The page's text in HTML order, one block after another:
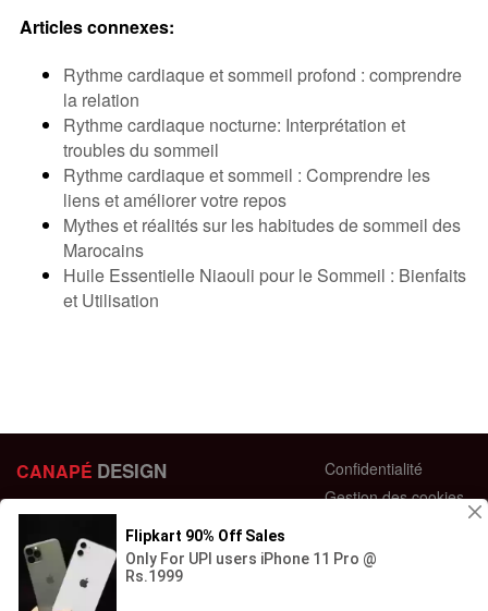
Articles connexes:
Rythme cardiaque et sommeil profond : comprendre
la relation
Rythme cardiaque nocturne: Interprétation et
troubles du sommeil
Rythme cardiaque et sommeil : Comprendre les
liens et améliorer votre repos
Mythes et réalités sur les habitudes de sommeil des
Marocains
Huile Essentielle Niaouli pour le Sommeil : Bienfaits
et Utilisation
CANAPÉ DESIGN
44 bis Rue des Bardines
63370 Lempdes, France
+33 658358352
Confidentialité
Gestion des cookies
Retour et échange
Contactez-nous